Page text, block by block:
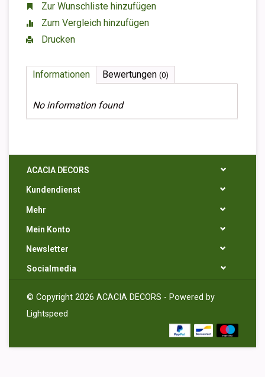
Zur Wunschliste hinzufügen
Zum Vergleich hinzufügen
Drucken
Informationen Bewertungen (0)
No information found
ACACIA DECORS
Kundendienst
Mehr
Mein Konto
Newsletter
Socialmedia
© Copyright 2026 ACACIA DECORS - Powered by
Lightspeed